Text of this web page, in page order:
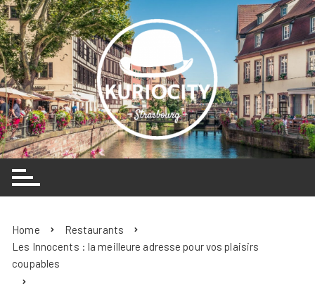
Skip
to
content
Home
Restaurants
Les Innocents : la meilleure adresse pour vos plaisirs
coupables